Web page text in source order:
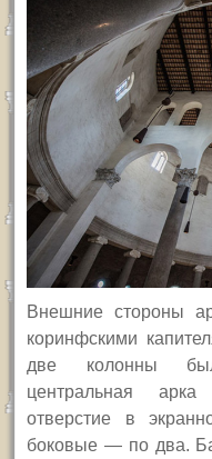
Внешние стороны
коринфскими
две колонны
центральная
отверстие в
боковые — по два.